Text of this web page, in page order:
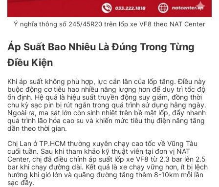
Ý nghĩa thông số 245/45R20 trên lốp xe VF8 theo NAT Center
Áp Suất Bao Nhiêu Là Đúng Trong Từng
Điều Kiện
Khi áp suất không phù hợp, lực cản lăn của lốp tăng. Điều này
buộc động cơ tiêu hao nhiều năng lượng hơn để duy trì tốc độ
ổn định. Hệ quả là hiệu suất truyền động suy giảm, đồng thời
chu kỳ sạc pin bị rút ngắn trong quá trình sử dụng hằng ngày.
Ngoài ra, ma sát lớn còn sinh nhiệt trên bề mặt lốp, đẩy nhanh
quá trình lão hóa cao su và khiến mức tiêu thụ điện năng tăng
dần theo thời gian.
Chị Lan ở TP.HCM thường xuyên chạy cao tốc về Vũng Tàu
cuối tuần. Sau khi tham khảo kỹ thuật viên tại đơn vị NAT
Center, chị đã điều chỉnh áp suất lốp xe VF8 từ 2.3 bar lên 2.5
bar khi chạy đường dài. Kết quả là xe chạy vững hơn, ít bị lệch
hướng khi gió lớn và quãng đường tăng thêm 8-10km mỗi lần
sạc đầy.